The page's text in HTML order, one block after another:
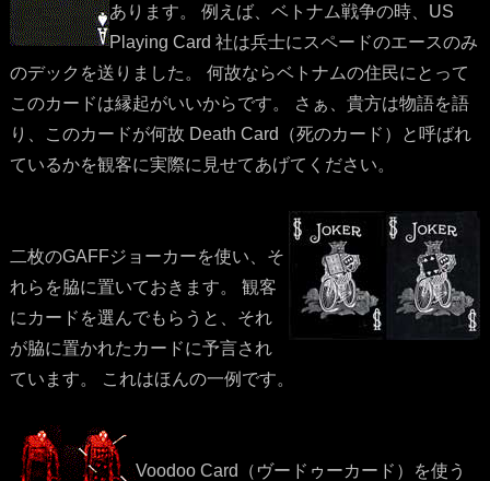
あります。 例えば、ベトナム戦争の時、US
Playing Card 社は兵士にスペードのエースのみ
のデックを送りました。 何故ならベトナムの住民にとって
このカードは縁起がいいからです。 さぁ、貴方は物語を語
り、このカードが何故 Death Card（死のカード）と呼ばれ
ているかを観客に実際に見せてあげてください。
二枚のGAFFジョーカーを使い、そ
れらを脇に置いておきます。 観客
にカードを選んでもらうと、それ
が脇に置かれたカードに予言され
ています。 これはほんの一例です。
Voodoo Card（ヴードゥーカード）を使う